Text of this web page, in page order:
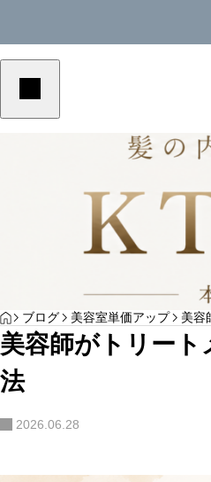
美容室の客単価アップにつながる予
ーの作り方｜選ばれる導線を解説
サンプルテキスト。
HOME
ブログ 美容室単価アップ 美容
美容師がトリー
法
2026.06.28